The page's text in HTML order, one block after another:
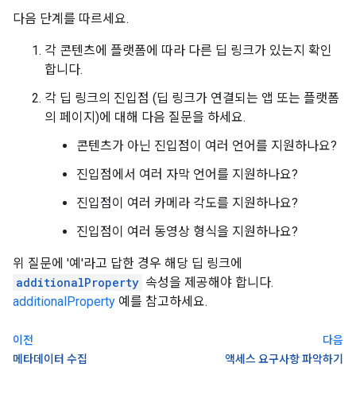
다음 단계를 따르세요.
각 콘텐츠에 플랫폼에 따라 다른 딥 링크가 있는지 확인
합니다.
각 딥 링크의 진입점 (딥 링크가 연결되는 앱 또는 플랫폼
의 페이지)에 대해 다음 질문을 하세요.
콘텐츠가 아닌 진입점이 여러 언어를 지원하나요?
진입점에서 여러 자막 언어를 지원하나요?
진입점이 여러 카메라 각도를 지원하나요?
진입점이 여러 동영상 형식을 지원하나요?
위 질문에 '예'라고 답한 경우 해당 딥 링크에
additionalProperty 속성을 제공해야 합니다.
additionalProperty 예를 참고하세요.
이전
메타데이터 수집
다음
액세스 요구사항 파악하기